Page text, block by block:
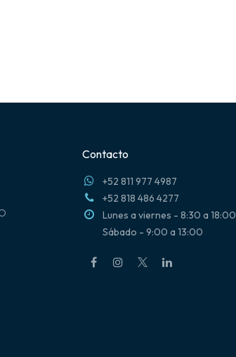
Contacto
+52 811 977 4987
+52 818 486 4277
Lunes a viernes - 8:30 a 18:00
Sábado - 9:00 a 13:00